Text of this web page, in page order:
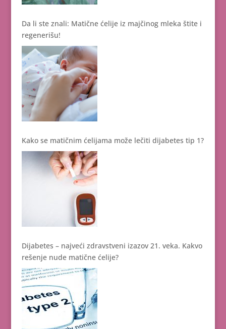
Da li ste znali: Matične ćelije iz majčinog mleka štite i
regenerišu!
Kako se matičnim ćelijama može lečiti dijabetes tip 1?
Dijabetes – najveći zdravstveni izazov 21. veka. Kakvo
rešenje nude matične ćelije?